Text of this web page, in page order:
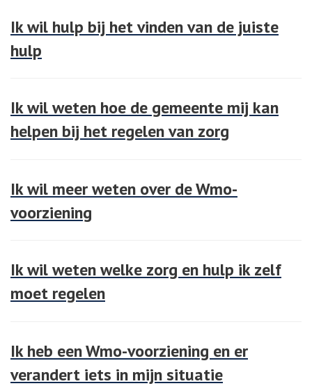
Ik wil hulp bij het vinden van de juiste
hulp
Ik wil weten hoe de gemeente mij kan
helpen bij het regelen van zorg
Ik wil meer weten over de Wmo-
voorziening
Ik wil weten welke zorg en hulp ik zelf
moet regelen
Ik heb een Wmo-voorziening en er
verandert iets in mijn situatie